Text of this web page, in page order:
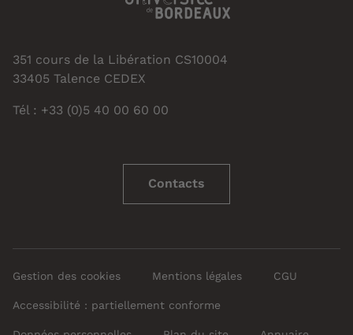
351 cours de la Libération CS10004
33405 Talence CEDEX
Tél : +33 (0)5 40 00 60 00
Contacts
Gestion des cookies Mentions légales CGU
Accessibilité : partiellement conforme